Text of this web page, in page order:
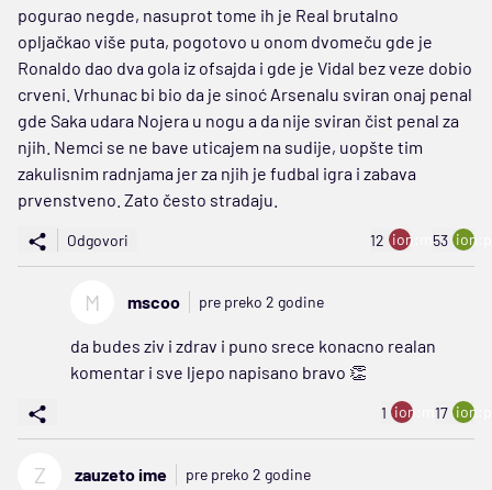
pogurao negde, nasuprot tome ih je Real brutalno
opljačkao više puta, pogotovo u onom dvomeču gde je
Ronaldo dao dva gola iz ofsajda i gde je Vidal bez veze dobio
crveni. Vrhunac bi bio da je sinoć Arsenalu sviran onaj penal
gde Saka udara Nojera u nogu a da nije sviran čist penal za
njih. Nemci se ne bave uticajem na sudije, uopšte tim
zakulisnim radnjama jer za njih je fudbal igra i zabava
prvenstveno. Zato često stradaju.
Odgovori 12 ion:minus
53
M mscoo pre preko 2 godine
da budes ziv i zdrav i puno srece konacno realan
komentar i sve ljepo napisano bravo 👏
1 ion:minus
17
Z zauzeto ime pre preko 2 godine